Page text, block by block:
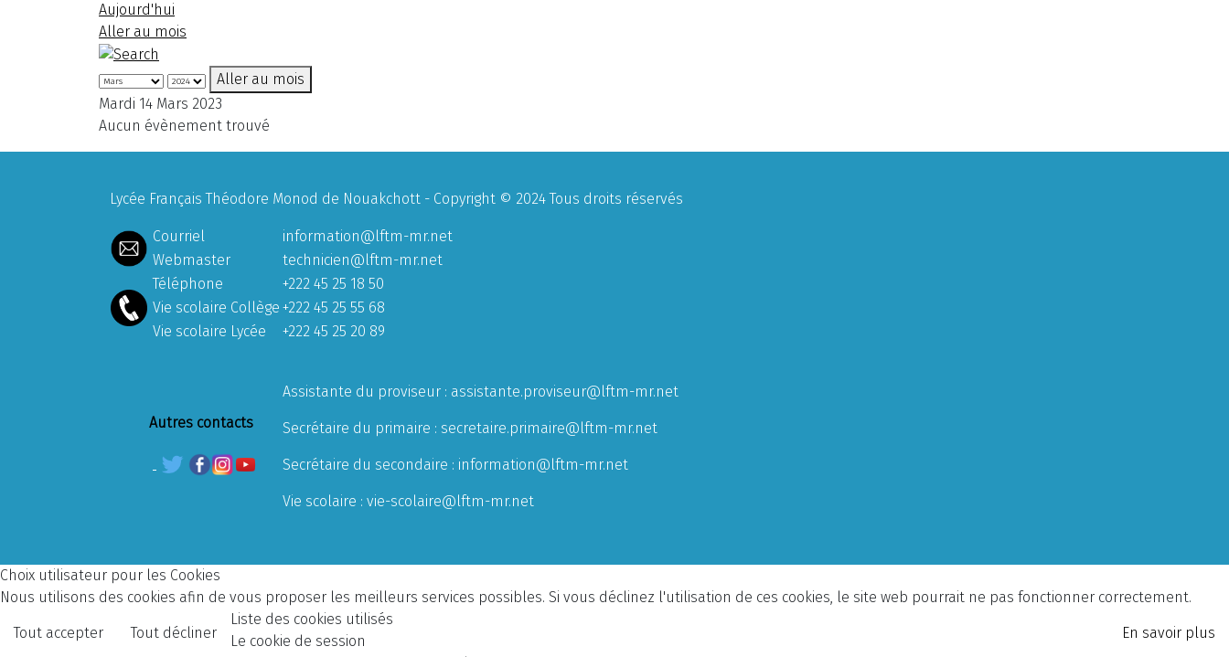
Aujourd'hui
Aller au mois
Aller au mois
Mardi 14 Mars 2023
Aucun évènement trouvé
Lycée Français Théodore Monod de Nouakchott - Copyright © 2024 Tous droits réservés
Courriel
information@lftm-mr.net
Webmaster
technicien@lftm-mr.net
Téléphone
+222 45 25 18 50
Vie scolaire Collège +222 45 25 55 68
Vie scolaire Lycée
+222 45 25 20 89
Autres contacts
Assistante du proviseur : assistante.proviseur@lftm-mr.net
Secrétaire du primaire : secretaire.primaire@lftm-mr.net
Secrétaire du secondaire : information@lftm-mr.net
Vie scolaire : vie-scolaire@lftm-mr.net
Choix utilisateur pour les Cookies
Nous utilisons des cookies afin de vous proposer les meilleurs services possibles. Si vous déclinez l'utilisation de ces cookies, le site web pourrait ne pas fonctionner correctement.
Tout accepter Tout décliner En savoir plus
Liste des cookies utilisés
Le cookie de session